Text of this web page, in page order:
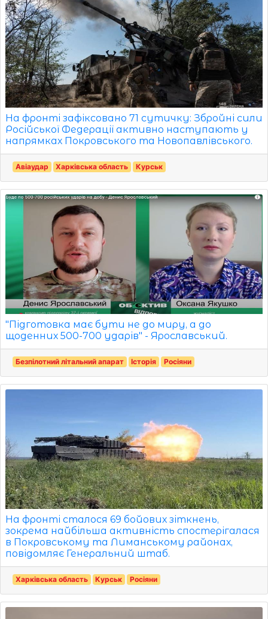
На фронті зафіксовано 71 сутичку: Збройні сили
Російської Федерації активно наступають у
напрямках Покровського та Новопавлівського.
Авіаудар Харківська область Курськ
"Підготовка має бути не до миру, а до
щоденних 500-700 ударів" - Ярославський.
Безпілотний літальний апарат Історія Росіяни
На фронті сталося 69 бойових зіткнень,
зокрема найбільша активність спостерігалася
в Покровському та Лиманському районах,
повідомляє Генеральний штаб.
Харківська область Курськ Росіяни